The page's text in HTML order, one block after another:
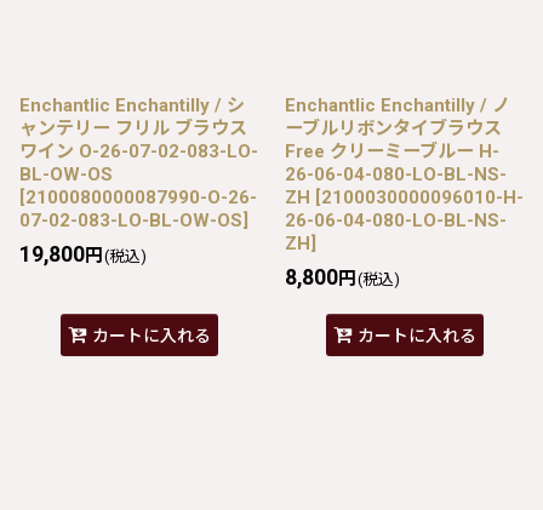
Enchantlic Enchantilly / シ
ャンテリー フリル ブラウス
ワイン O-26-07-02-083-LO-
BL-OW-OS
[2100080000087990-O-26-
07-02-083-LO-BL-OW-OS]
19,800円 (税込)
カートに入れる
Enchantlic Enchantilly / ノ
ーブルリボンタイブラウス
Free クリーミーブルー H-
26-06-04-080-LO-BL-NS-
ZH [2100030000096010-H-
26-06-04-080-LO-BL-NS-
ZH]
8,800円 (税込)
カートに入れる